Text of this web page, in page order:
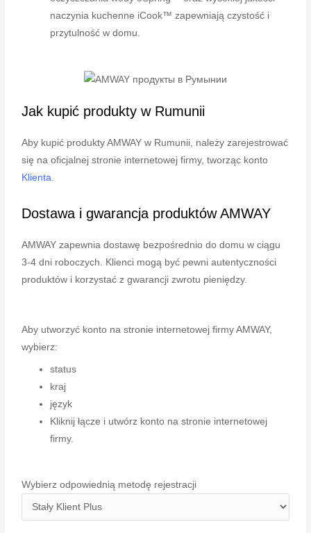
naczynia kuchenne iCook™ zapewniają czystość i
przytulność w domu.
Jak kupić produkty w Rumunii
Aby kupić produkty AMWAY w Rumunii, należy zarejestrować
się na oficjalnej stronie internetowej firmy, tworząc konto
Klienta
Dostawa i gwarancja produktów AMWAY
AMWAY zapewnia dostawę bezpośrednio do domu w ciągu
3-4 dni roboczych. Klienci mogą być pewni autentyczności
produktów i korzystać z gwarancji zwrotu pieniędzy.
Aby utworzyć konto na stronie internetowej firmy AMWAY,
wybierz:
status
kraj
język
Kliknij łącze i utwórz konto na stronie internetowej
firmy.
Wybierz odpowiednią metodę rejestracji